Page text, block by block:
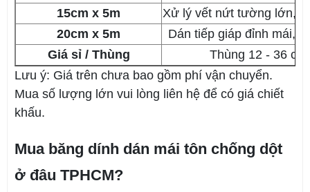
15cm x 5m
Xử lý vết nứt tường lớn,
20cm x 5m
Dán tiếp giáp đỉnh mái,
Giá sỉ / Thùng
Thùng 12 - 36
Lưu ý: Giá trên chưa bao gồm phí vận chuyển.
Mua số lượng lớn vui lòng liên hệ để có giá chiết
khấu.
Mua băng dính dán mái tôn chống dột
ở đâu TPHCM?